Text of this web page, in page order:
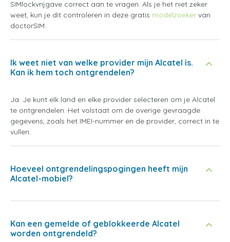
SIMlockvrijgave correct aan te vragen. Als je het niet zeker
weet, kun je dit controleren in deze gratis modelzoeker van
doctorSIM.
Ik weet niet van welke provider mijn Alcatel is.
Kan ik hem toch ontgrendelen?
Ja. Je kunt elk land en elke provider selecteren om je Alcatel
te ontgrendelen. Het volstaat om de overige gevraagde
gegevens, zoals het IMEI-nummer en de provider, correct in te
vullen.
Hoeveel ontgrendelingspogingen heeft mijn
Alcatel-mobiel?
Kan een gemelde of geblokkeerde Alcatel
worden ontgrendeld?